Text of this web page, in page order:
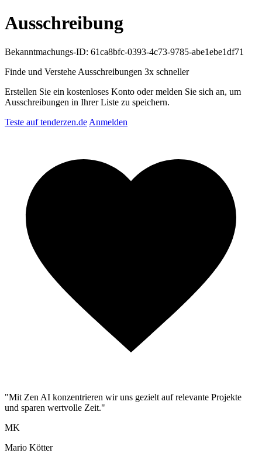
Ausschreibung
Bekanntmachungs-ID: 61ca8bfc-0393-4c73-9785-abe1ebe1df71
Finde und Verstehe Ausschreibungen 3x schneller
Erstellen Sie ein kostenloses Konto oder melden Sie sich an, um
Ausschreibungen in Ihrer Liste zu speichern.
Teste auf tenderzen.de Anmelden
"Mit Zen AI konzentrieren wir uns gezielt auf relevante Projekte
und sparen wertvolle Zeit."
MK
Mario Kötter